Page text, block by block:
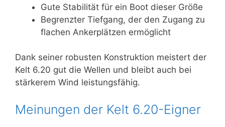
Gute Stabilität für ein Boot dieser Größe
Begrenzter Tiefgang, der den Zugang zu
flachen Ankerplätzen ermöglicht
Dank seiner robusten Konstruktion meistert der
Kelt 6.20 gut die Wellen und bleibt auch bei
stärkerem Wind leistungsfähig.
Meinungen der Kelt 6.20-Eigner